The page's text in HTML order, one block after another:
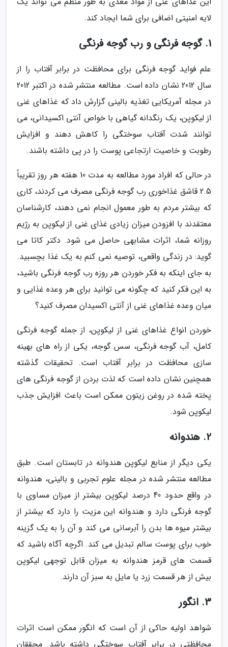
لایه امنیتی اضافی برای شما ایجاد کند.
1. گوجه فرنگی و رب گوجه فرنگی
علم فواید گوجه فرنگی برای محافظت در برابر آفتاب را از
سال 2012 نشان داده است. مطالعه منتشر شده در اکتبر 2012
در مجله آمریکایی تغذیه بالینی گزارش داد که غذاهای غنی
از لیکوپن، یک رنگدانه گیاهی با خواص آنتی اکسیدانی، می
توانند شدت آفتاب سوختگی را کاهش دهند و افزایش
رطوبت و خاصیت ارتجاعی پوست را در پی داشته باشند.
در حالی که افراد مورد مطالعه به مدت 10 هفته هر روز تقریباً
2.5 قاشق غذاخوری رب گوجه فرنگی مصرف می کردند، کاری
که بیشتر مردم به طور معمول انجام نمی دهند، کارشناسان
معتقدند با افزودن میزان زیادی غذای غنی از لیکوپن به رژیم
روزانه شما، اثرات مشابهی حاصل می شود. دکتر کاتا می
گوید: در زندگی واقعی، توصیه نمی کنم به یک غذا بچسبید.
به جای اینکه به فکر خوردن هر روزه رب گوجه فرنگی باشید،
به این فکر کنید که چگونه می توانید برای هر وعده غذایی و
میان وعده غذاهای غنی از آنتی اکسیدان مصرف کنید؟
خوردن انواع غذاهای غنی از لیکوپن، از جمله گوجه فرنگی
کامل، آب گوجه فرنگی، سس گوجه، یکی از راه های بهینه
سازی محافظت در برابر آفتاب است. تحقیقات گذشته
همچنین نشان داده است که لذت بردن از گوجه فرنگی های
پخته شده در روغن زیتون ممکن است باعث افزایش جذب
لیکوپن شود.
2. هندوانه
یکی دیگر از منابع لیکوپن هندوانه در تابستان است. طبق
مطالعه منتشر شده در مجله علوم تجربی و بالینی، هندوانه
در واقع حدود 40 درصد لیکوپن بیشتر از میزان مساوی با
گوجه فرنگی دارد و هندوانه این مزیت را دارد که بیشتر از
بیشتر میوه ها بدن را آبرسانی می کند و آن را به یک گزینه
خوب برای پوست سالم تبدیل می کند. اگرچه آگاه باشید که
قسمت های قرمز هندوانه به میزان قابل توجهی لیکوپن
بیش از هر قسمت زرد یا مایل به سبز آن دارند.
3. انگور
شواهد اولیه حاکی از آن است که انگور ممکن است اثرات
محافظتی در برابر آفتاب سوختگی داشته باشد. محققان